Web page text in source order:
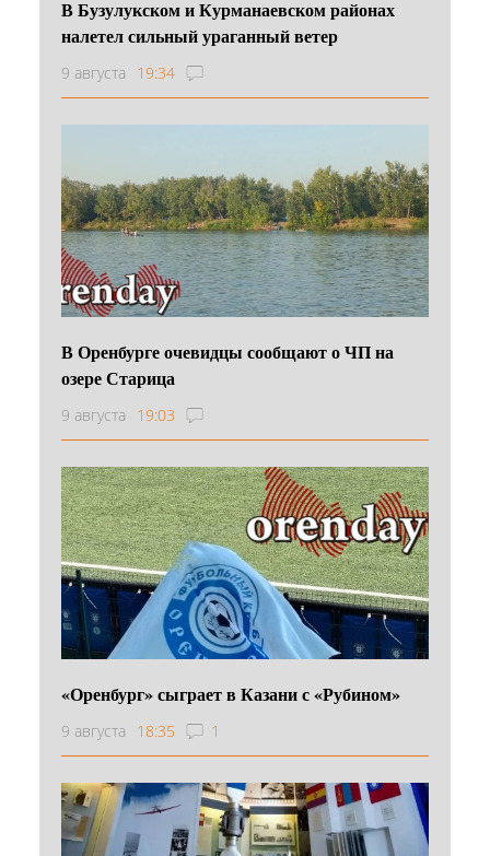
В Бузулукском и Курманаевском районах
налетел сильный ураганный ветер
9 августа 19:34
В Оренбурге очевидцы сообщают о ЧП на
озере Старица
9 августа 19:03
«Оренбург» сыграет в Казани с «Рубином»
9 августа 18:35 1